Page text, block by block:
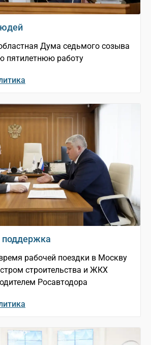
Дума седьмого созыва
пятилетнюю работу
рабочей поездки в Москву
строительства и ЖКХ
Росавтодора